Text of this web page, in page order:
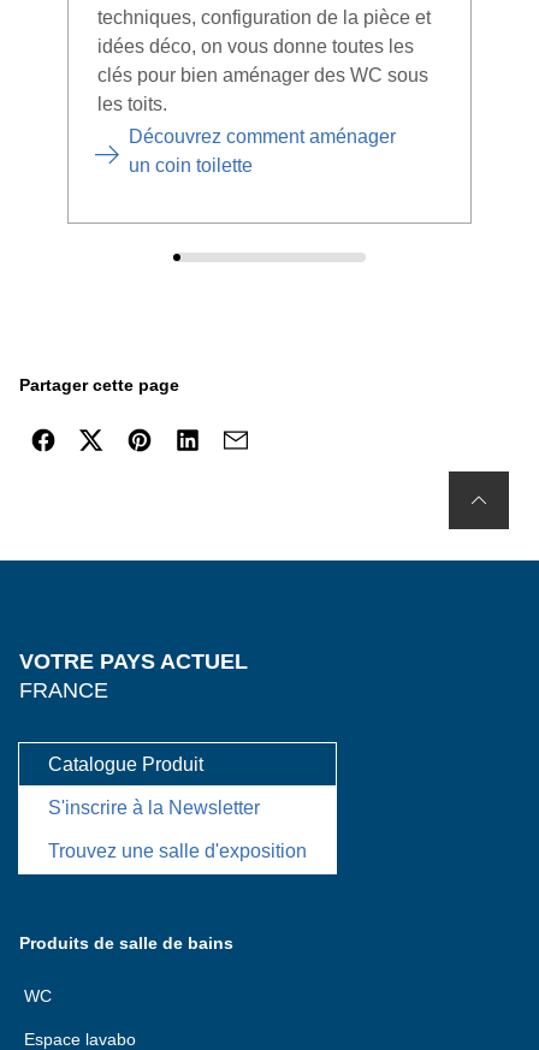
techniques, configuration de la pièce et
idées déco, on vous donne toutes les
clés pour bien aménager des WC sous
les toits.
Découvrez comment aménager
un coin toilette
Partager cette page
VOTRE PAYS ACTUEL
FRANCE
Catalogue Produit
S'inscrire à la Newsletter
Trouvez une salle d'exposition
Produits de salle de bains
WC
Espace lavabo